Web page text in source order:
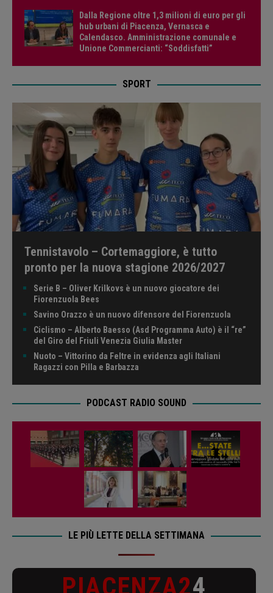
Dalla Regione oltre 1,3 milioni di euro per gli
hub urbani di Piacenza, Vernasca e
Calendasco. Amministrazione comunale e
Unione Commercianti: “Soddisfatti”
SPORT
Tennistavolo – Cortemaggiore, è tutto
pronto per la nuova stagione 2026/2027
Serie B – Oliver Krilkovs è un nuovo giocatore dei
Fiorenzuola Bees
Savino Orazzo è un nuovo difensore del Fiorenzuola
Ciclismo – Alberto Baesso (Asd Programma Auto) è il “re”
del Giro del Friuli Venezia Giulia Master
Nuoto – Vittorino da Feltre in evidenza agli Italiani
Ragazzi con Pilla e Barbazza
PODCAST RADIO SOUND
LE PIÙ LETTE DELLA SETTIMANA
PIACENZA24